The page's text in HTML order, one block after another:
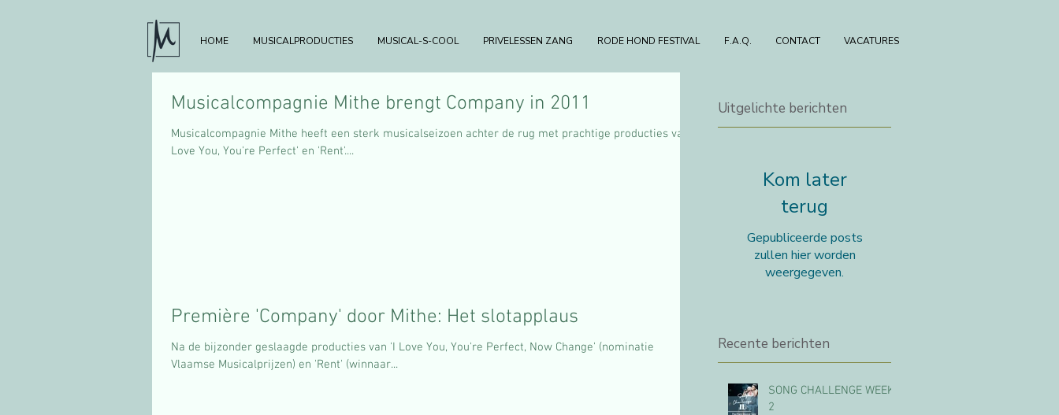
HOME MUSICALPRODUCTIES MUSICAL-S-COOL PRIVELESSEN ZANG RODE HOND FESTIVAL F.A.Q. CONTACT VACATURES
Musicalcompagnie Mithe brengt Company in 2011
Musicalcompagnie Mithe heeft een sterk musicalseizoen achter de rug met prachtige producties van 'I
Love You, You're Perfect' en 'Rent'....
Première 'Company' door Mithe: Het slotapplaus
Na de bijzonder geslaagde producties van 'I Love You, You're Perfect, Now Change' (nominatie
Vlaamse Musicalprijzen) en 'Rent' (winnaar...
Uitgelichte berichten
Kom later
terug
Gepubliceerde posts
zullen hier worden
weergegeven.
Recente berichten
SONG CHALLENGE WEEK
2